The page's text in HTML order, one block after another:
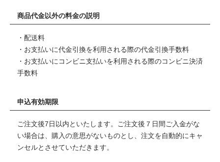
商品代金以外の料金の説明
・配送料
・お支払いに代金引換を利用される際の代金引換手数料
・お支払いにコンビニ支払いを利用される際のコンビニ決済
手数料
申込有効期限
ご注文後7日以内といたします。ご注文後７日間ご入金がな
い場合は、購入の意思がないものとし、注文を自動的にキャ
ンセルとさせていただきます。